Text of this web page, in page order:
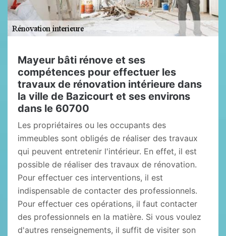
Mayeur bâti rénove et ses
compétences pour effectuer les
travaux de rénovation intérieure dans
la ville de Bazicourt et ses environs
dans le 60700
Les propriétaires ou les occupants des
immeubles sont obligés de réaliser des travaux
qui peuvent entretenir l'intérieur. En effet, il est
possible de réaliser des travaux de rénovation.
Pour effectuer ces interventions, il est
indispensable de contacter des professionnels.
Pour effectuer ces opérations, il faut contacter
des professionnels en la matière. Si vous voulez
d'autres renseignements, il suffit de visiter son